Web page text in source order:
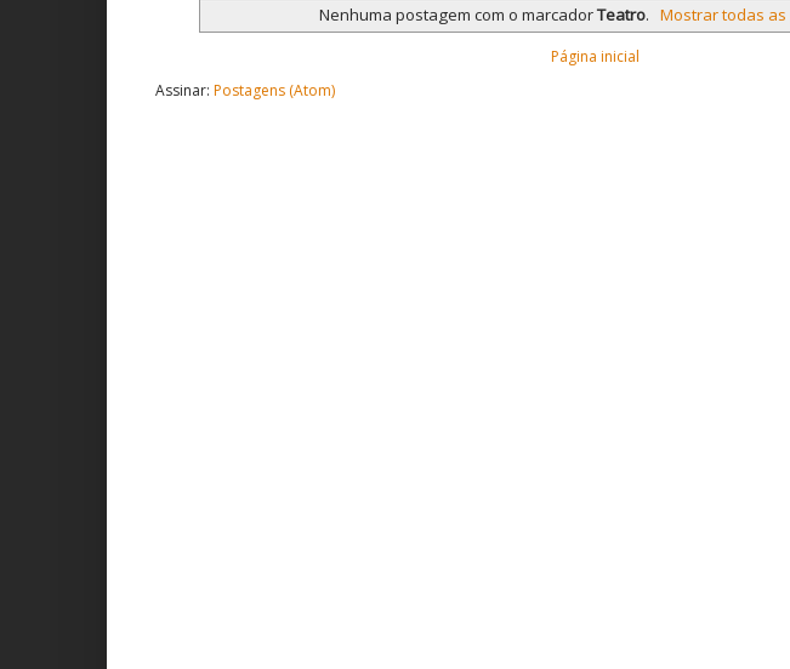
Nenhuma postagem com o marcadorTeatro. Mostrar todas
Página inicial
Assinar: Postagens (Atom)